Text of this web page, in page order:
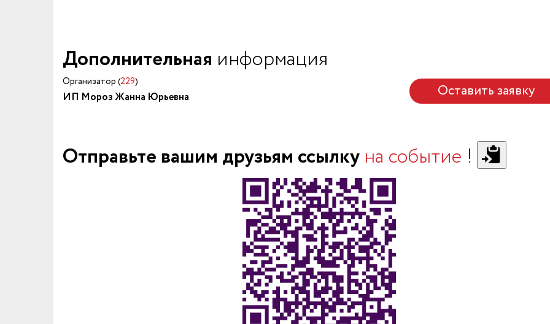
Дополнительная информация
Организатор (229)
ИП Мороз Жанна Юрьевна Оставить заявку
Отправьте вашим друзьям ссылку на событие !